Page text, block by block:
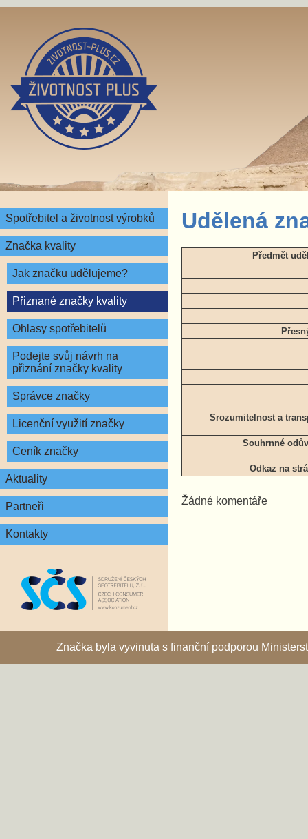
Spotřebitel a životnost výrobků
Značka kvality
Jak značku udělujeme?
Přiznané značky kvality
Ohlasy spotřebitelů
Podejte svůj návrh na
přiznání značky kvality
Správce značky
Licenční využití značky
Ceník značky
Aktuality
Partneři
Kontakty
Udělená
Předmět
Srozumitelnost a
Souhrnné
Odkaz na
Žádné komentáře
Značka byla vyvinuta s finanční podporou